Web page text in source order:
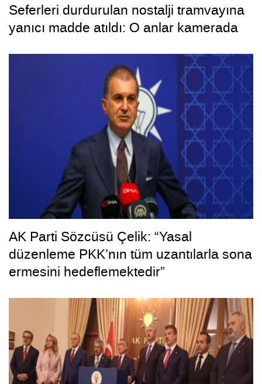
Seferleri durdurulan nostalji tramvayına
yanıcı madde atıldı: O anlar kamerada
AK Parti Sözcüsü Çelik: “Yasal
düzenleme PKK’nın tüm uzantılarla sona
ermesini hedeflemektedir”